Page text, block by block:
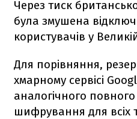
Через тиск
була змушена
користувачів у
Для порівняння,
хмарному сервісі
аналогічного повного
шифрування для всіх